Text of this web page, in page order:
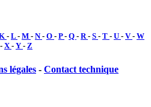
- L - M - N- O - P- Q - R - S - T - U - V- W
- X - Y - Z
légales - Contact technique